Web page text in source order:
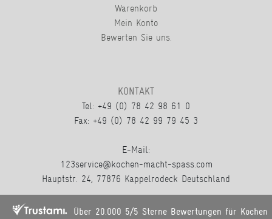
Warenkorb
Mein Konto
Bewerten Sie uns.
KONTAKT
Tel: +49 (0) 78 42 98 61 0
Fax: +49 (0) 78 42 99 79 45 3
E-Mail:
123service@kochen-macht-spass.com
Hauptstr. 24, 77876 Kappelrodeck Deutschland
Über 20.000 5/5 Sterne Bewertungen für Kochen